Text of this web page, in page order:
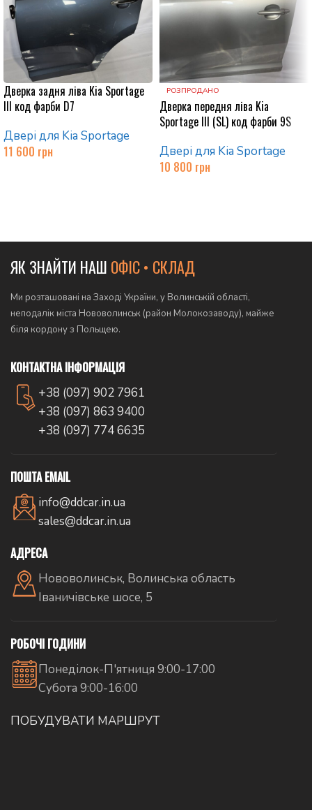
Дверка задня ліва Kia Sportage
ІІІ код фарби D7
Двері для Kia Sportage
11 600 грн
РОЗПРОДАНО
Дверка передня ліва Kia
Sportage III (SL) код фарби 9S
Двері для Kia Sportage
10 800 грн
ЯК ЗНАЙТИ НАШ ОФІС • СКЛАД
Ми розташовані на Заході України, у Волинській області,
неподалік міста Нововолинськ (район Молокозаводу), майже
біля кордону з Польщею.
КОНТАКТНА ІНФОРМАЦІЯ
+38 (097) 902 7961
+38 (097) 863 9400
+38 (097) 774 6635
ПОШТА EMAIL
info@ddcar.in.ua
sales@ddcar.in.ua
АДРЕСА
Нововолинськ, Волинська область
Іваничівське шосе, 5
РОБОЧІ ГОДИНИ
Понеділок-П'ятниця 9:00-17:00
Субота 9:00-16:00
ПОБУДУВАТИ МАРШРУТ